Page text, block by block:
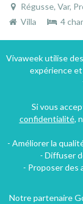
Régusse, Var,
Villa
4
395€/nuit
Vivaweek utilise
expérience
Si vous
confidentialité,
- Améliorer la
- Diffuser
- Proposer des
Notre partenaire